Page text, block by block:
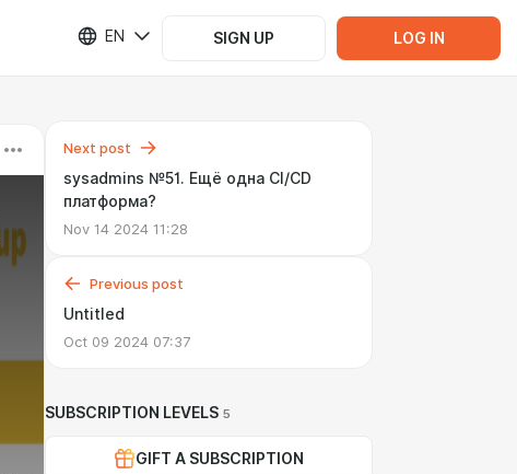
EN SIGN UP LOG IN
Next post
sysadmins №51. Ещё одна CI/CD
платформа?
Nov 14 2024 11:28
Previous post
Untitled
Oct 09 2024 07:37
SUBSCRIPTION LEVELS 5
GIFT A SUBSCRIPTION